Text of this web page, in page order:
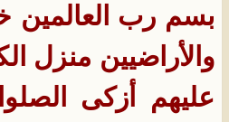
بسم رب العالمين
والأراضيين منزل
عليهم أزكى